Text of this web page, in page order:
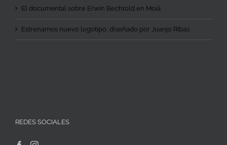
El documental sobre Erwin Bechtold en Moià
Estrenamos nuevo logotipo, diseñado por Juanjo Ribas
REDES SOCIALES